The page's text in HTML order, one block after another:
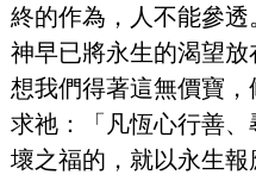
終的作為，人不能參透
神早已將永生的渴望
想我們得著這無價寶
求祂：「凡恆心行善
壞之福的，就以永生報